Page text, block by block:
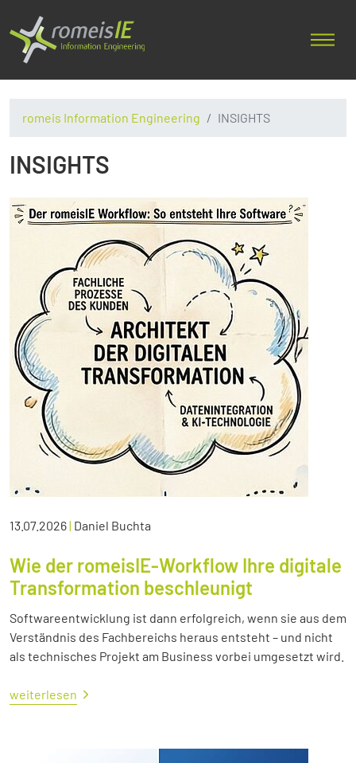
romeis Information Engineering INSIGHTS
INSIGHTS
13.07.2026| Daniel Buchta
Wie der romeisIE-Workflow Ihre digitale
Transformation beschleunigt
Softwareentwicklung ist dann erfolgreich, wenn sie aus dem
Verständnis des Fachbereichs heraus entsteht – und nicht
als technisches Projekt am Business vorbei umgesetzt wird.
weiterlesen